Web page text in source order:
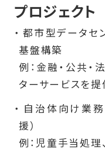
プロジェクト
都市型データセ
基盤構築
例：金融・公共
ターサービスを
自治体向け業務
援）
例：児童手当処